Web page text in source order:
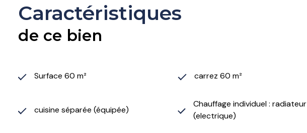
Caractéristiques
de ce bien
Surface 60 m² carrez 60 m²
cuisine séparée (équipée)
Chauffage individuel : radiateur
(electrique)